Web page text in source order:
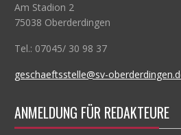
Am Stadion 2
75038 Oberderdingen
Tel.: 07045/ 30 98 37
geschaeftsstelle@sv-
ANMELDUNG FÜR REDAKTEURE